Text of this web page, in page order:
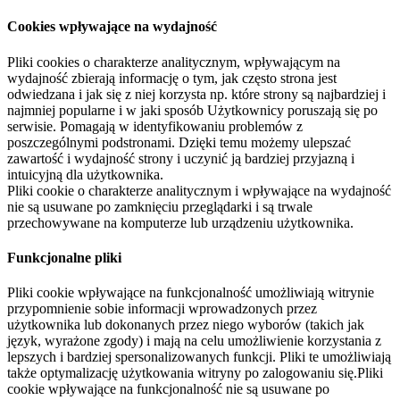
Cookies wpływające na wydajność
Pliki cookies o charakterze analitycznym, wpływającym na
wydajność zbierają informację o tym, jak często strona jest
odwiedzana i jak się z niej korzysta np. które strony są najbardziej i
najmniej popularne i w jaki sposób Użytkownicy poruszają się po
serwisie. Pomagają w identyfikowaniu problemów z
poszczególnymi podstronami. Dzięki temu możemy ulepszać
zawartość i wydajność strony i uczynić ją bardziej przyjazną i
intuicyjną dla użytkownika.
Pliki cookie o charakterze analitycznym i wpływające na wydajność
nie są usuwane po zamknięciu przeglądarki i są trwale
przechowywane na komputerze lub urządzeniu użytkownika.
Funkcjonalne pliki
Pliki cookie wpływające na funkcjonalność umożliwiają witrynie
przypomnienie sobie informacji wprowadzonych przez
użytkownika lub dokonanych przez niego wyborów (takich jak
język, wyrażone zgody) i mają na celu umożliwienie korzystania z
lepszych i bardziej spersonalizowanych funkcji. Pliki te umożliwiają
także optymalizację użytkowania witryny po zalogowaniu się.Pliki
cookie wpływające na funkcjonalność nie są usuwane po